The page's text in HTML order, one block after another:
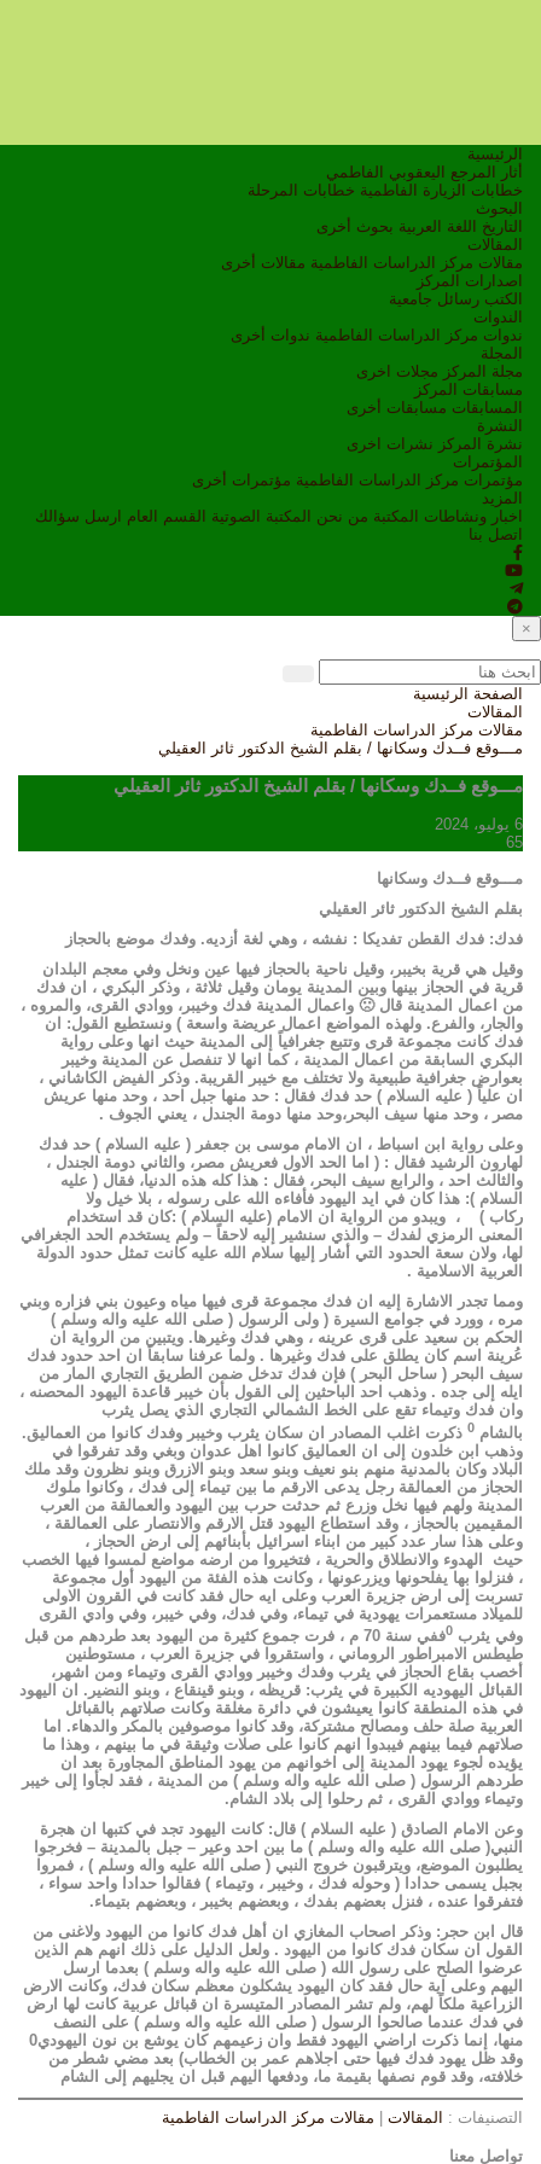
الرئيسية
أثار المرجع اليعقوبي الفاطمي
خطابات الزيارة الفاطمية خطابات المرحلة
البحوث
التاريخ
اللغة العربية بحوث أخرى
المقالات
مقالات مركز الدراسات الفاطمية مقالات أخرى
اصدارات المركز
الكتب رسائل جامعية
الندوات
ندوات مركز الدراسات الفاطمية ندوات أخرى
المجلة
مجلة المركز مجلات اخرى
مسابقات المركز
المسابقات مسابقات أخرى
النشرة
نشرة المركز نشرات اخرى
المؤتمرات
مؤتمرات مركز الدراسات الفاطمية مؤتمرات أخرى
المزيد
اخبار ونشاطات
المكتبة من نحن المكتبة الصوتية القسم العام ارسل سؤالك
اتصل بنا
×
الصفحة الرئيسية
المقالات
مقالات مركز الدراسات الفاطمية
مـــوقع فــدك وسكانها / بقلم الشيخ الدكتور ثائر العقيلي
مـــوقع فــدك وسكانها / بقلم الشيخ الدكتور ثائر العقيلي
6 يوليو، 2024
65
مـــوقع فــدك وسكانها
بقلم الشيخ الدكتور ثائر العقيلي
فدك: فدك القطن تفديكا : نفشه ، وهي لغة أزديه. وفدك موضع بالحجاز
وقيل هي قرية بخيبر، وقيل ناحية بالحجاز فيها عين ونخل وفي معجم البلدان
قرية في الحجاز بينها وبين المدينة يومان وقيل ثلاثة ، وذكر البكري ، ان فدك
من اعمال المدينة قال 🙁 واعمال المدينة فدك وخيبر، ووادي القرى، والمروه ،
والجار، والفرع. ولهذه المواضع اعمال عريضة واسعة ) ونستطيع القول: ان
فدك كانت مجموعة قرى وتتبع جغرافياً إلى المدينة حيث انها وعلى رواية
البكري السابقة من اعمال المدينة ، كما انها لا تنفصل عن المدينة وخيبر
بعوارض جغرافية طبيعية ولا تختلف مع خيبر القريبة. وذكر الفيض الكاشاني ،
ان علياً ( عليه السلام ) حد فدك فقال : حد منها جبل احد ، وحد منها عريش
مصر ، وحد منها سيف البحر،وحد منها دومة الجندل ، يعني الجوف .
وعلى رواية ابن اسباط ، ان الامام موسى بن جعفر ( عليه السلام ) حد فدك
لهارون الرشيد فقال : ( اما الحد الاول فعريش مصر، والثاني دومة الجندل ،
والثالث احد ، والرابع سيف البحر، فقال : هذا كله هذه الدنيا، فقال ( عليه
السلام ): هذا كان في ايد اليهود فأفاءه الله على رسوله ، بلا خيل ولا
ركاب ) ، ويبدو من الرواية ان الامام (عليه السلام ) :كان قد استخدام
المعنى الرمزي لفدك – والذي سنشير إليه لاحقاً – ولم يستخدم الحد الجغرافي
لها، ولان سعة الحدود التي أشار إليها سلام الله عليه كانت تمثل حدود الدولة
العربية الاسلامية .
ومما تجدر الاشارة إليه ان فدك مجموعة قرى فيها مياه وعيون بني فزاره وبني
مره ، وورد في جوامع السيرة ( ولى الرسول ( صلى الله عليه واله وسلم )
الحكم بن سعيد على قرى عرينه ، وهي فدك وغيرها. ويتبين من الرواية ان
عُرينة اسم كان يطلق على فدك وغيرها . ولما عرفنا سابقاً ان احد حدود فدك
سيف البحر ( ساحل البحر ) فإن فدك تدخل ضمن الطريق التجاري المار من
ايله إلى جده . وذهب احد الباحثين إلى القول بأن خيبر قاعدة اليهود المحصنه ،
وان فدك وتيماء تقع على الخط الشمالي التجاري الذي يصل يثرب
بالشام 0 ذكرت اغلب المصادر ان سكان يثرب وخيبر وفدك كانوا من العماليق.
وذهب ابن خلدون إلى ان العماليق كانوا اهل عدوان وبغي وقد تفرقوا في
البلاد وكان بالمدنية منهم بنو نعيف وبنو سعد وبنو الازرق وبنو نظرون وقد ملك
الحجاز من العمالقة رجل يدعى الارقم ما بين تيماء إلى فدك ، وكانوا ملوك
المدينة ولهم فيها نخل وزرع ثم حدثت حرب بين اليهود والعمالقة من العرب
المقيمين بالحجاز ، وقد استطاع اليهود قتل الارقم والانتصار على العمالقة ،
وعلى هذا سار عدد كبير من ابناء اسرائيل بأبنائهم إلى ارض الحجاز ،
حيث الهدوء والانطلاق والحرية ، فتخيروا من ارضه مواضع لمسوا فيها الخصب
، فنزلوا بها يفلحونها ويزرعونها ، وكانت هذه الفئة من اليهود أول مجموعة
تسربت إلى ارض جزيرة العرب وعلى ايه حال فقد كانت في القرون الاولى
للميلاد مستعمرات يهودية في تيماء، وفي فدك، وفي خيبر، وفي وادي القرى
وفي يثرب 0
ففي سنة 70 م ، فرت جموع كثيرة من اليهود بعد طردهم من قبل
طيطس الامبراطور الروماني ، واستقروا في جزيرة العرب ، مستوطنين
أخصب بقاع الحجاز في يثرب وفدك وخيبر ووادي القرى وتيماء ومن اشهر،
القبائل اليهوديه الكبيرة في يثرب: قريظه ، وبنو قينقاع ، وبنو النضير. ان اليهود
في هذه المنطقة كانوا يعيشون في دائرة مغلقة وكانت صلاتهم بالقبائل
العربية صلة حلف ومصالح مشتركة، وقد كانوا موصوفين بالمكر والدهاء. اما
صلاتهم فيما بينهم فيبدوا انهم كانوا على صلات وثيقة في ما بينهم ، وهذا ما
يؤيده لجوء يهود المدينة إلى اخوانهم من يهود المناطق المجاورة بعد ان
طردهم الرسول ( صلى الله عليه واله وسلم ) من المدينة ، فقد لجأوا إلى خيبر
وتيماء ووادي القرى ، ثم رحلوا إلى بلاد الشام.
وعن الامام الصادق ( عليه السلام ) قال: كانت اليهود تجد في كتبها ان هجرة
النبي( صلى الله عليه واله وسلم ) ما بين احد وعير – جبل بالمدينة – فخرجوا
يطلبون الموضع، ويترقبون خروج النبي ( صلى الله عليه واله وسلم ) ، فمروا
بجبل يسمى حدادا ( وحوله فدك ، وخيبر ، وتيماء ) فقالوا حدادا واحد سواء ،
فتفرقوا عنده ، فنزل بعضهم بفدك ، وبعضهم بخيبر ، وبعضهم بتيماء.
قال ابن حجر: وذكر اصحاب المغازي ان أهل فدك كانوا من اليهود ولاغنى من
القول ان سكان فدك كانوا من اليهود . ولعل الدليل على ذلك انهم هم الذين
عرضوا الصلح على رسول الله ( صلى الله عليه واله وسلم ) بعدما ارسل
اليهم وعلى اية حال فقد كان اليهود يشكلون معظم سكان فدك، وكانت الارض
الزراعية ملكاً لهم، ولم تشر المصادر المتيسرة ان قبائل عربية كانت لها ارض
في فدك عندما صالحوا الرسول ( صلى الله عليه واله وسلم ) على النصف
منها، إنما ذكرت اراضي اليهود فقط وان زعيمهم كان يوشع بن نون اليهودي0
وقد ظل يهود فدك فيها حتى اجلاهم عمر بن الخطاب) بعد مضي شطر من
خلافته، وقد قوم نصفها بقيمة ما، ودفعها اليهم قبل ان يجليهم إلى الشام
التصنيفات : المقالات | مقالات مركز الدراسات الفاطمية
تواصل معنا